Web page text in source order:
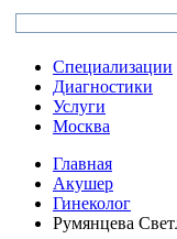
Специализации
Диагностики
Услуги
Москва
Главная
Акушер
Гинеколог
Румянцева